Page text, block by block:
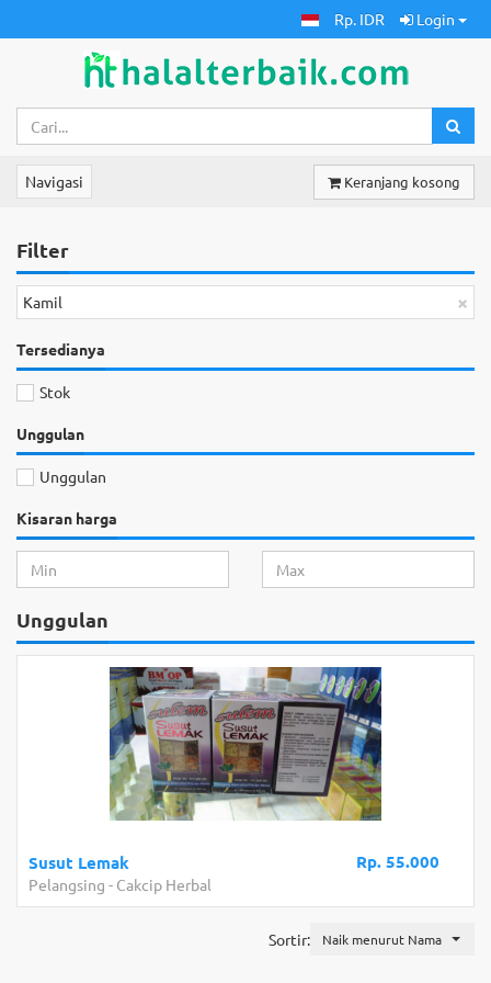
Rp. IDR Login
Navigasi Keranjang kosong
Filter
×
Kamil
Tersedianya
Stok
Unggulan
Unggulan
Kisaran harga
Unggulan
Rp. 55.000
Susut Lemak
Pelangsing - Cakcip Herbal
Sortir: Naik menurut Nama